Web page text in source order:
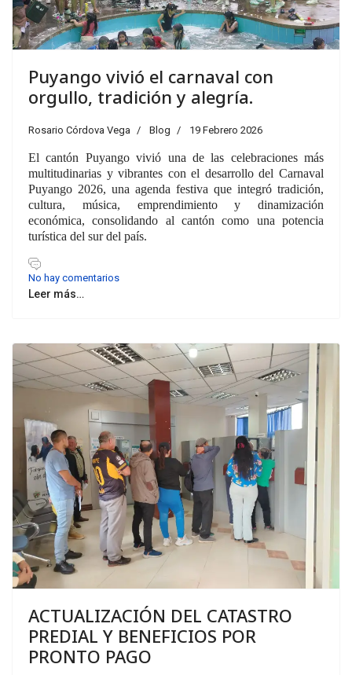
Puyango vivió el carnaval con
orgullo, tradición y alegría.
Rosario Córdova Vega Blog 19 Febrero 2026
El cantón Puyango vivió una de las celebraciones más
multitudinarias y vibrantes con el desarrollo del Carnaval
Puyango 2026, una agenda festiva que integró tradición,
cultura, música, emprendimiento y dinamización
económica, consolidando al cantón como una potencia
turística del sur del país.
No hay comentarios
Leer más…
ACTUALIZACIÓN DEL CATASTRO
PREDIAL Y BENEFICIOS POR
PRONTO PAGO